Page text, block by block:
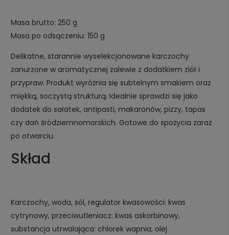
Masa brutto: 250 g
Masa po odsączeniu: 150 g
Delikatne, starannie wyselekcjonowane karczochy
zanurzone w aromatycznej zalewie z dodatkiem ziół i
przypraw. Produkt wyróżnia się subtelnym smakiem oraz
miękką, soczystą strukturą. Idealnie sprawdzi się jako
dodatek do sałatek, antipasti, makaronów, pizzy, tapas
czy dań śródziemnomorskich. Gotowe do spożycia zaraz
po otwarciu.
Skład
Karczochy, woda, sól, regulator kwasowości: kwas
cytrynowy, przeciwutleniacz: kwas askorbinowy,
substancja utrwalająca: chlorek wapnia, olej